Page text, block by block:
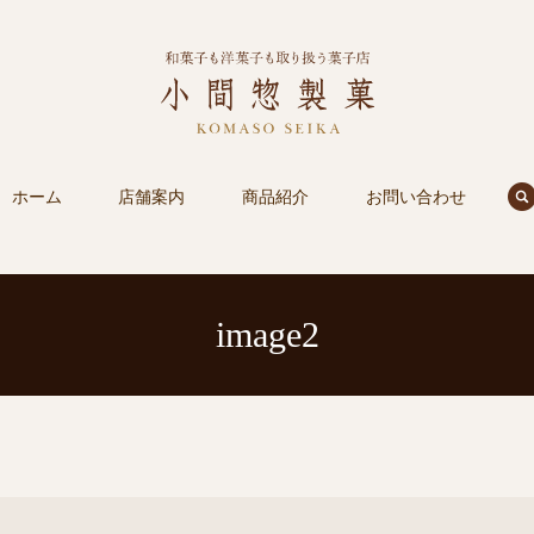
ホーム 店舗案内 商品紹介 お問い合わせ
image2